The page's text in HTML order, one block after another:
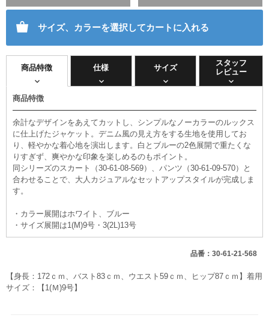
サイズ、カラーを選択してカートに入れる
商品特徴 仕様 サイズ
スタッフ
レビュー
商品特徴
余計なデザインをあえてカットし、シンプルなノーカラーのルックス
に仕上げたジャケット。デニム風の見え方をする生地を使用してお
り、軽やかな着心地を演出します。白とブルーの2色展開で重たくな
りすぎず、爽やかな印象を楽しめるのもポイント。
同シリーズのスカート（30-61-08-569）、パンツ（30-61-09-570）と
合わせることで、大人カジュアルなセットアップスタイルが完成しま
す。
・カラー展開はホワイト、ブルー
・サイズ展開は1(M)9号・3(2L)13号
品番：30-61-21-568
【身長：172ｃｍ、バスト83ｃｍ、ウエスト59ｃｍ、ヒップ87ｃｍ】着用
サイズ：【1(Ｍ)9号】